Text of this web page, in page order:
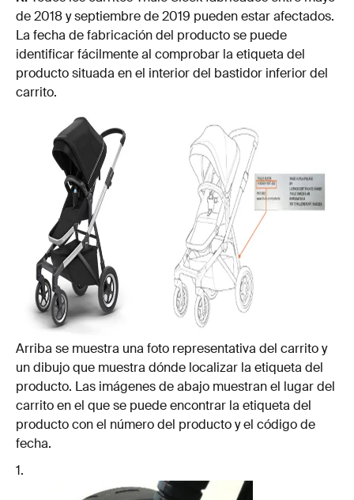
de 2018 y septiembre de 2019 pueden estar afectados.
La fecha de fabricación del producto se puede
identificar fácilmente al comprobar la etiqueta del
producto situada en el interior del bastidor inferior del
carrito.
Arriba se muestra una foto representativa del carrito y
un dibujo que muestra dónde localizar la etiqueta del
producto. Las imágenes de abajo muestran el lugar del
carrito en el que se puede encontrar la etiqueta del
producto con el número del producto y el código de
fecha.
1.